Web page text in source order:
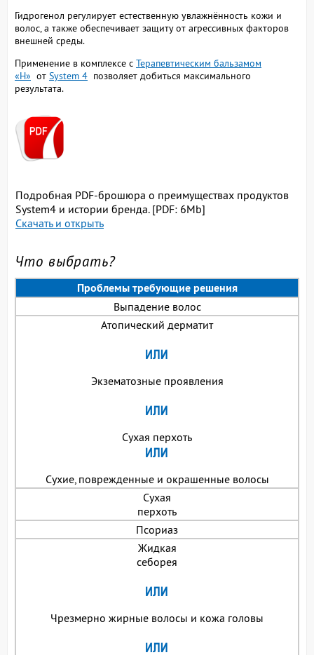
Гидрогенол регулирует естественную увлажнённость кожи и
волос, а также обеспечивает защиту от агрессивных факторов
внешней среды.
Применение в комплексе с Терапевтическим бальзамом
«H» от System 4 позволяет добиться максимального
результата.
Подробная PDF-брошюра о преимуществах продуктов
System4 и истории бренда. [PDF: 6Mb]
Скачать и открыть
Что выбрать?
Проблемы требующие решения
Выпадение волос
Атопический дерматит
Экзематозные проявления
Сухая перхоть
Сухие, поврежденные и окрашенные волосы
Сухая
перхоть
Псориаз
Жидкая
себорея
Чрезмерно жирные волосы и кожа головы